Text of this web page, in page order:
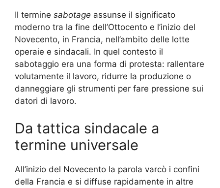
Il termine sabotage assunse il significato
moderno tra la fine dell’Ottocento e l’inizio del
Novecento, in Francia, nell’ambito delle lotte
operaie e sindacali. In quel contesto il
sabotaggio era una forma di protesta: rallentare
volutamente il lavoro, ridurre la produzione o
danneggiare gli strumenti per fare pressione sui
datori di lavoro.
Da tattica sindacale a
termine universale
All’inizio del Novecento la parola varcò i confini
della Francia e si diffuse rapidamente in altre